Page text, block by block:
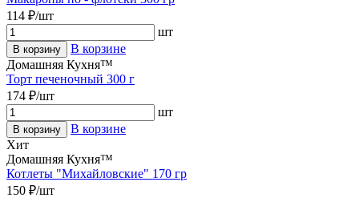
114 ₽/шт
шт
В корзину
В корзине
Домашняя Кухня™
Торт печеночный 300 г
174 ₽/шт
шт
В корзину
В корзине
Хит
Домашняя Кухня™
Котлеты "Михайловские" 170 гр
150 ₽/шт